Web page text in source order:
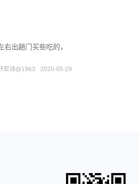
出趟门买些吃的，
尼诗@1963 2020-05-29